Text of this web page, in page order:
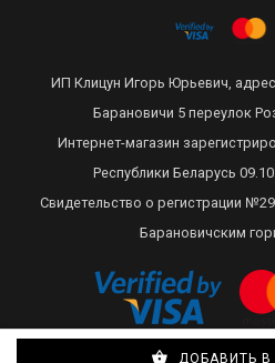
ДОБАВИТЬ
ИП Клицун Игорь Юрьевич,
Барановичи 5 переулок
Интернет-магазин
Республики Беларусь
Свидетельство о регистрации
Барановичским